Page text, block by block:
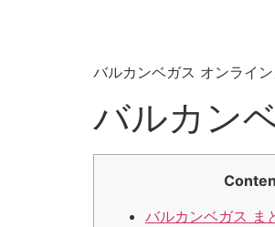
バルカンベガス オンライ
バルカン
バルカンベガス ま